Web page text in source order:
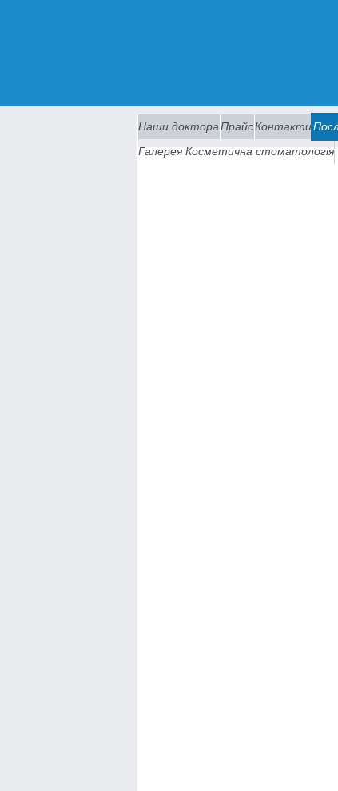
Наши доктораПрайсКонтакти
Галерея Косметична стоматологiя